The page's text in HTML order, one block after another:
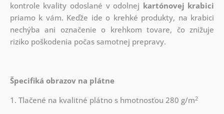
kontrole kvality odoslané v odolnej kartónovej krabici
priamo k vám. Keďže ide o krehké produkty, na krabici
nechýba ani označenie o krehkom tovare, čo znižuje
riziko poškodenia počas samotnej prepravy.
Špecifiká obrazov na plátne
1. Tlačené na kvalitné plátno s hmotnosťou 280 g/m2